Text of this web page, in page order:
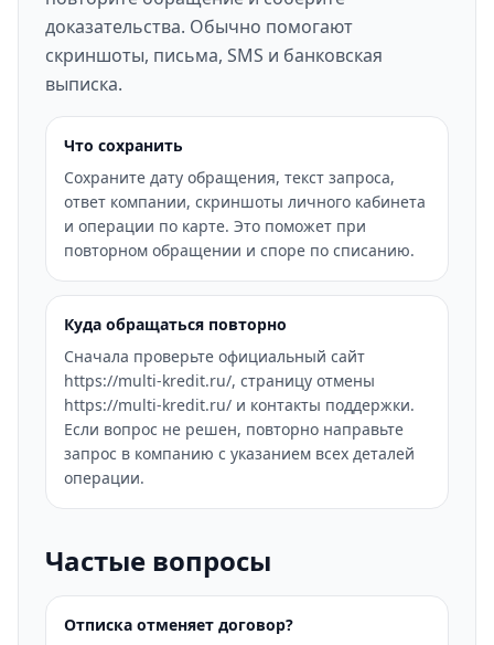
доказательства. Обычно помогают
скриншоты, письма, SMS и банковская
выписка.
Что сохранить
Сохраните дату обращения, текст запроса,
ответ компании, скриншоты личного кабинета
и операции по карте. Это поможет при
повторном обращении и споре по списанию.
Куда обращаться повторно
Сначала проверьте официальный сайт
https://multi-kredit.ru/, страницу отмены
https://multi-kredit.ru/ и контакты поддержки.
Если вопрос не решен, повторно направьте
запрос в компанию с указанием всех деталей
операции.
Частые вопросы
Отписка отменяет договор?